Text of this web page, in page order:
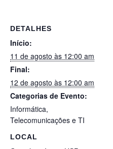
DETALHES
Início:
11 de agosto às 12:00 am
Final:
12 de agosto às 12:00 am
Categorias de Evento:
Informática,
Telecomunicações e TI
LOCAL